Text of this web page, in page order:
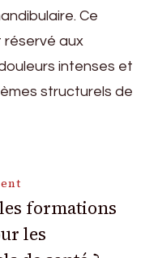
Ce
aux
intenses et
structurels de
formations
les